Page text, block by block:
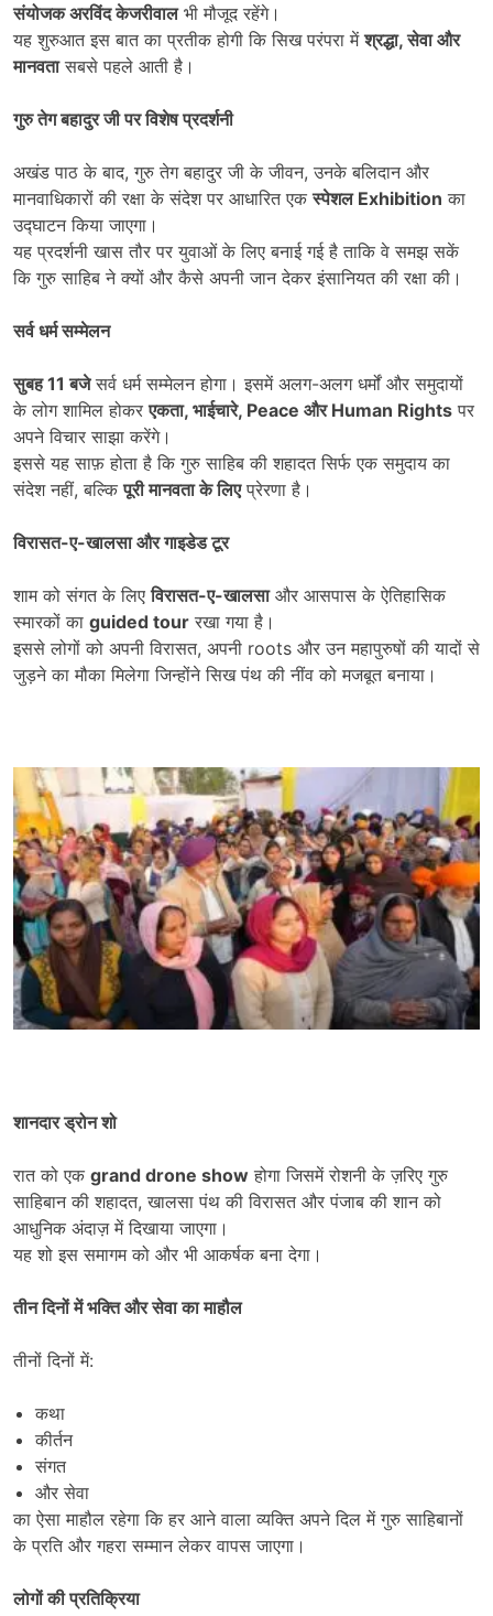
संयोजक अरविंद केजरीवालभी मौजूद रहेंगे।
यह शुरुआत इस बात का प्रतीक होगी कि सिख परंपरा मेंश्रद्धा,सेवा और
मानवतासबसे पहले आती है।
गुरु तेग बहादुर जी पर विशेष प्रदर्शनी
अखंड पाठ के बाद, गुरु तेग बहादुर जी के जीवन, उनके बलिदान और
मानवाधिकारों की रक्षा के संदेश पर आधारित एकस्पेशल Exhibition का
उद्घाटन किया जाएगा।
यह प्रदर्शनी खास तौर पर युवाओं के लिए बनाई गई है ताकि वे समझ सकें
कि गुरु साहिब ने क्यों और कैसे अपनी जान देकर इंसानियत की रक्षा की।
सर्व धर्म सम्मेलन
सुबह 11बजेसर्व धर्म सम्मेलन होगा। इसमें अलग-अलग धर्मों और समुदायों
के लोग शामिल होकरएकता, भाईचारे, Peace और Human Rights पर
अपने विचार साझा करेंगे।
इससे यह साफ़ होता है कि गुरु साहिब की शहादत सिर्फ एक समुदाय का
संदेश नहीं, बल्किपूरी मानवता के लिएप्रेरणा है।
विरासत-ए-खालसा और गाइडेड टूर
शाम को संगत के लिएविरासत-ए-खालसाऔर आसपास के ऐतिहासिक
स्मारकों का guided tour रखा गया है।
इससे लोगों को अपनी विरासत, अपनी roots और उन महापुरुषों की यादों से
जुड़ने का मौका मिलेगा जिन्होंने सिख पंथ की नींव को मजबूत बनाया।
शानदार ड्रोन शो
रात को एक grand drone show होगा जिसमें रोशनी के ज़रिए गुरु
साहिबान की शहादत, खालसा पंथ की विरासत और पंजाब की शान को
आधुनिक अंदाज़ में दिखाया जाएगा।
यह शो इस समागम को और भी आकर्षक बना देगा।
तीन दिनों में भक्ति और सेवा का माहौल
तीनों दिनों में:
कथा
कीर्तन
संगत
और सेवा
का ऐसा माहौल रहेगा कि हर आने वाला व्यक्ति अपने दिल में गुरु साहिबानों
के प्रति और गहरा सम्मान लेकर वापस जाएगा।
लोगों की प्रतिक्रिया